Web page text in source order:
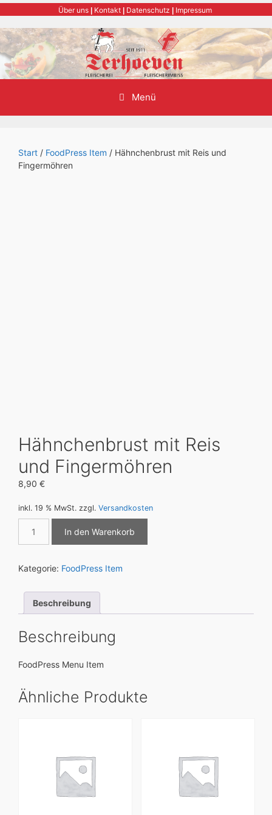
springen
Über uns Kontakt Datenschutz Impressum
Menü
Start / FoodPress Item / Hähnchenbrust mit Reis und
Fingermöhren
Hähnchenbrust mit Reis
und Fingermöhren
8,90 €
inkl. 19 % MwSt. zzgl. Versandkosten
und
Fingermöhren
In den Warenkorb
Kategorie: FoodPress Item
Beschreibung
Beschreibung
FoodPress Menu Item
Ähnliche Produkte